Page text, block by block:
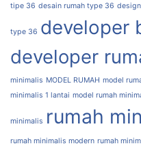
tipe 36 desain rumah type 36
type 36 developer
developer
minimalis MODEL RUMAH model
minimalis 1 lantai model rumah
minimalis rumah
rumah minimalis modern rumah